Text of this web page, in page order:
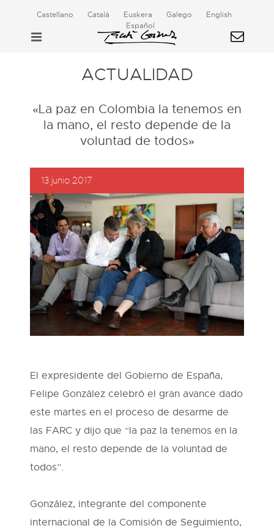
Castellano Català Euskera Galego
English
Español
ACTUALIDAD
«La paz en Colombia la tenemos en
la mano, el resto depende de la
voluntad de todos»
13 junio 2017
El expresidente del Gobierno de España,
Felipe González celebró el gran avance dado
este martes en el proceso de desarme de
las FARC y dijo que “la paz la tenemos en la
mano, el resto depende de la voluntad de
todos”.
González, integrante del componente
internacional de la Comisión de Seguimiento,